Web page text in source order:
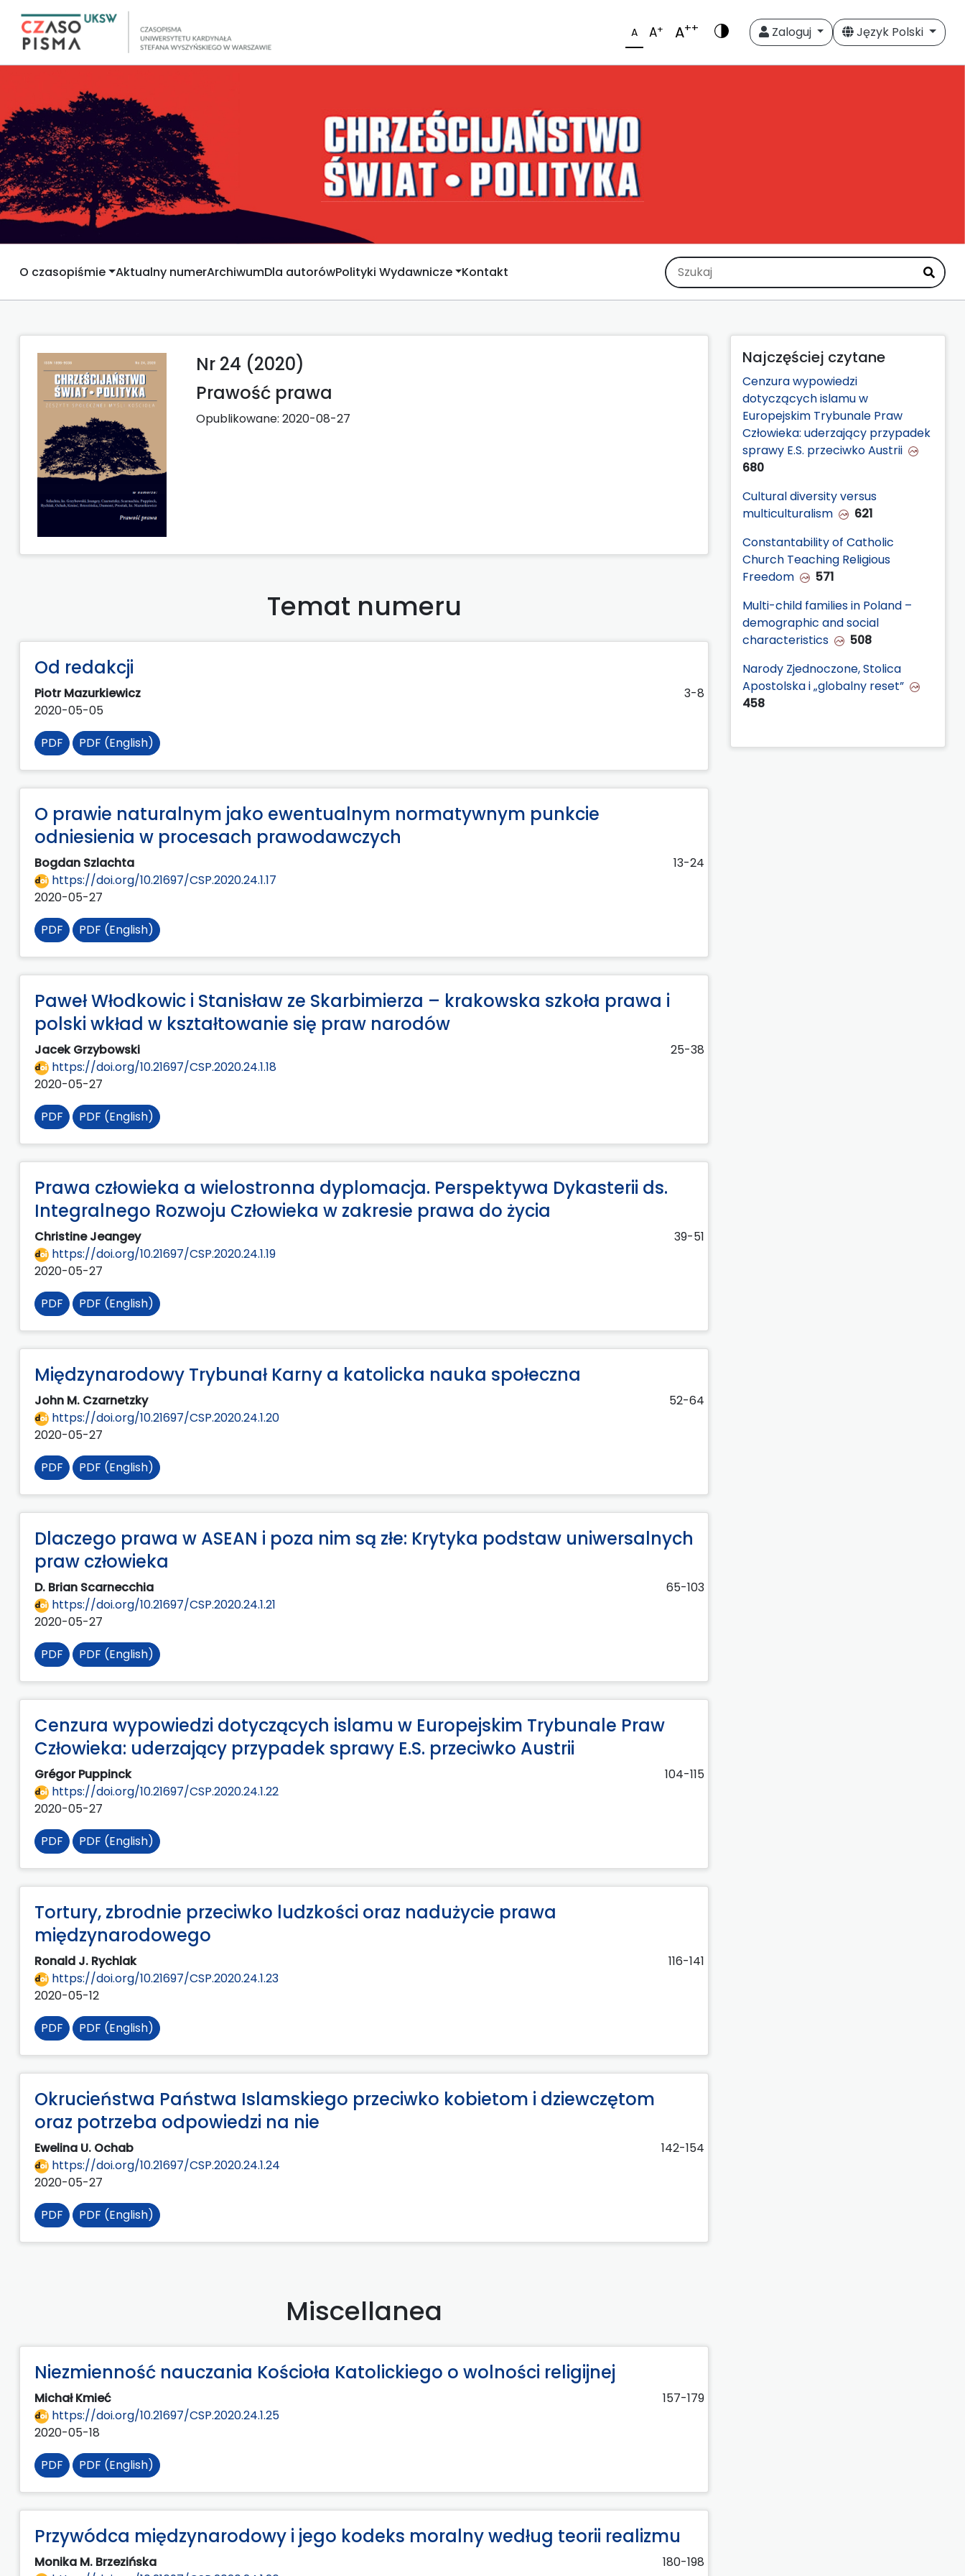
A A+ A++ Zaloguj Język Polski
O czasopiśmie Aktualny numerArchiwumDla autorówPolityki Wydawnicze Kontakt
Nr 24 (2020)
Prawość prawa
Opublikowane: 2020-08-27
Temat numeru
Od redakcji
Piotr Mazurkiewicz
3-8
2020-05-05
PDF
PDF (English)
O prawie naturalnym jako ewentualnym normatywnym punkcie
odniesienia w procesach prawodawczych
Bogdan Szlachta
13-24
https://doi.org/10.21697/CSP.2020.24.1.17
2020-05-27
PDF
PDF (English)
Paweł Włodkowic i Stanisław ze Skarbimierza – krakowska szkoła prawa i
polski wkład w kształtowanie się praw narodów
Jacek Grzybowski
25-38
https://doi.org/10.21697/CSP.2020.24.1.18
2020-05-27
PDF
PDF (English)
Prawa człowieka a wielostronna dyplomacja. Perspektywa Dykasterii ds.
Integralnego Rozwoju Człowieka w zakresie prawa do życia
Christine Jeangey
39-51
https://doi.org/10.21697/CSP.2020.24.1.19
2020-05-27
PDF
PDF (English)
Międzynarodowy Trybunał Karny a katolicka nauka społeczna
John M. Czarnetzky
52-64
https://doi.org/10.21697/CSP.2020.24.1.20
2020-05-27
PDF
PDF (English)
Dlaczego prawa w ASEAN i poza nim są złe: Krytyka podstaw uniwersalnych
praw człowieka
D. Brian Scarnecchia
65-103
https://doi.org/10.21697/CSP.2020.24.1.21
2020-05-27
PDF
PDF (English)
Cenzura wypowiedzi dotyczących islamu w Europejskim Trybunale Praw
Człowieka: uderzający przypadek sprawy E.S. przeciwko Austrii
Grégor Puppinck
104-115
https://doi.org/10.21697/CSP.2020.24.1.22
2020-05-27
PDF
PDF (English)
Tortury, zbrodnie przeciwko ludzkości oraz nadużycie prawa
międzynarodowego
Ronald J. Rychlak
116-141
https://doi.org/10.21697/CSP.2020.24.1.23
2020-05-12
PDF
PDF (English)
Okrucieństwa Państwa Islamskiego przeciwko kobietom i dziewczętom
oraz potrzeba odpowiedzi na nie
Ewelina U. Ochab
142-154
https://doi.org/10.21697/CSP.2020.24.1.24
2020-05-27
PDF
PDF (English)
Miscellanea
Niezmienność nauczania Kościoła Katolickiego o wolności religijnej
Michał Kmieć
157-179
https://doi.org/10.21697/CSP.2020.24.1.25
2020-05-18
PDF
PDF (English)
Przywódca międzynarodowy i jego kodeks moralny według teorii realizmu
Monika M. Brzezińska
180-198
Najczęściej czytane
Cenzura wypowiedzi
dotyczących islamu w
Europejskim Trybunale Praw
Człowieka: uderzający przypadek
sprawy E.S. przeciwko Austrii
680
Cultural diversity versus
multiculturalism
621
Constantability of Catholic
Church Teaching Religious
Freedom
571
Multi-child families in Poland –
demographic and social
characteristics
508
Narody Zjednoczone, Stolica
Apostolska i „globalny reset”
458